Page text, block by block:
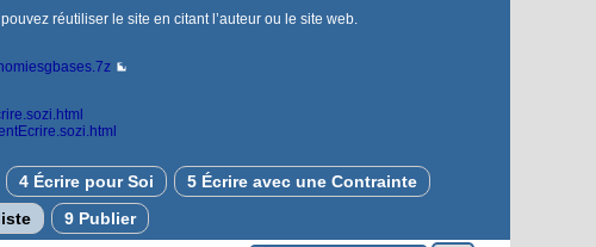
réutiliser le site en citant l’auteur ou le site web.
4 Écrire pour Soi
5 Écrire avec une Contrainte
9 Publier